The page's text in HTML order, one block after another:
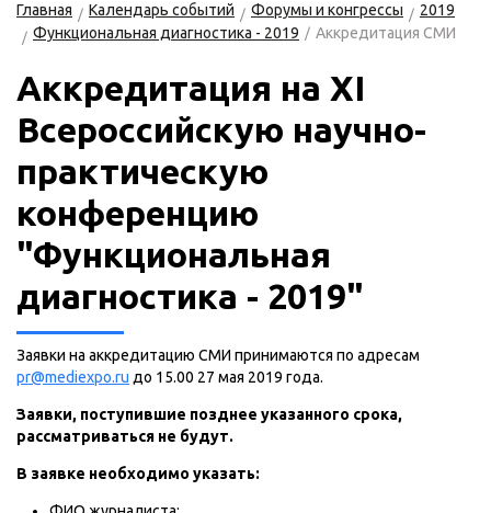
Главная Календарь событий Форумы и конгрессы
2019
Функциональная диагностика - 2019
Аккредитация СМИ
Аккредитация на XI
Всероссийскую научно-
практическую
конференцию
"Функциональная
диагностика - 2019"
Заявки на аккредитацию СМИ принимаются по адресам
pr@mediexpo.ru до 15.00 27 мая 2019 года.
Заявки, поступившие позднее указанного срока,
рассматриваться не будут.
В заявке необходимо указать: